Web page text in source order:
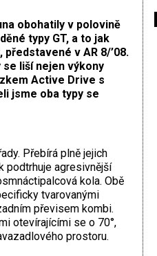
obohatily v polovině
typy GT, a to jak
v AR 8/’08.
liší nejen výkony
Active Drive s
jsme oba typy se
Přebírá plně jejich
podtrhuje agresivnější
kola. Obě
tvarovanými
převisem kombi.
otevírajícími se o 70°,
prostoru.